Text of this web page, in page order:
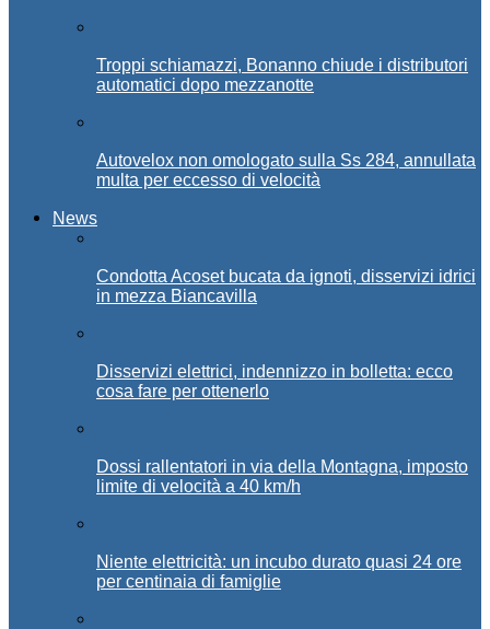
Troppi schiamazzi, Bonanno chiude i distributori
automatici dopo mezzanotte
Autovelox non omologato sulla Ss 284, annullata
multa per eccesso di velocità
News
Condotta Acoset bucata da ignoti, disservizi idrici
in mezza Biancavilla
Disservizi elettrici, indennizzo in bolletta: ecco
cosa fare per ottenerlo
Dossi rallentatori in via della Montagna, imposto
limite di velocità a 40 km/h
Niente elettricità: un incubo durato quasi 24 ore
per centinaia di famiglie